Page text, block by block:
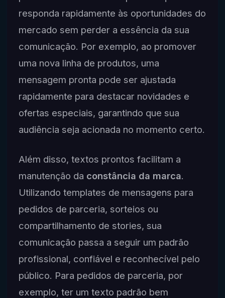
responda rapidamente às oportunidades do
mercado sem perder a essência da sua
comunicação. Por exemplo, ao promover
uma nova linha de produtos, uma
mensagem pronta pode ser ajustada
rapidamente para destacar novidades e
ofertas especiais, garantindo que sua
audiência seja acionada no momento certo.
Além disso, textos prontos facilitam a
manutenção da constância da marca.
Utilizando templates de mensagens para
pedidos de parceria, sorteios ou
compartilhamento de stories, sua
comunicação passa a seguir um padrão
profissional, confiável e reconhecível pelo
público. Para pedidos de parceria, por
exemplo, ter um texto padrão bem